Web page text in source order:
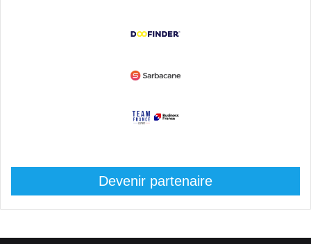
Devenir partenaire